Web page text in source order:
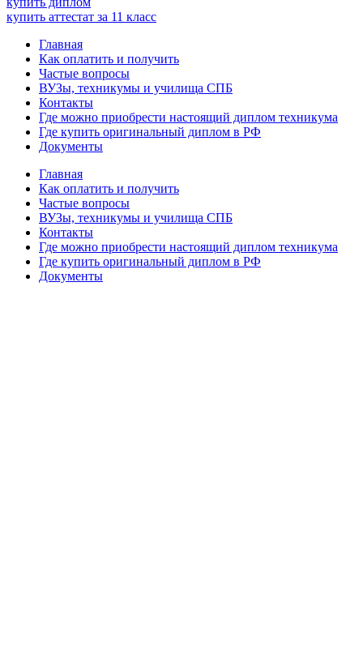
купить аттестат за 11 класс
Главная
Как оплатить и получить
Частые вопросы
ВУЗы, техникумы и училища СПБ
Контакты
Где можно приобрести настоящий диплом техникума
Где купить оригинальный диплом в РФ
Документы
Главная
Как оплатить и получить
Частые вопросы
ВУЗы, техникумы и училища СПБ
Контакты
Где можно приобрести настоящий диплом техникума
Где купить оригинальный диплом в РФ
Документы